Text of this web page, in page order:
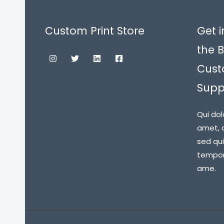
Custom Print Store
Get
the
Qui
amet,
sed
ame.